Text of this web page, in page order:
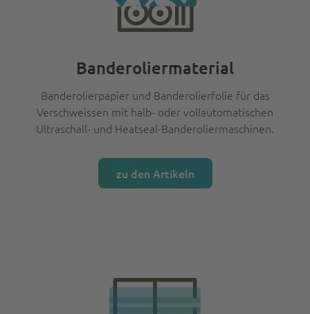
Banderoliermaterial
Banderolierpapier und Banderolierfolie für das
Verschweissen mit halb- oder vollautomatischen
Ultraschall- und Heatseal-Banderoliermaschinen.
zu den Artikeln